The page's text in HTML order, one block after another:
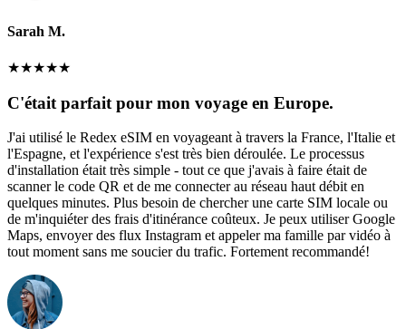
Sarah M.
★★★★★
C'était parfait pour mon voyage en Europe.
J'ai utilisé le Redex eSIM en voyageant à travers la France, l'Italie et
l'Espagne, et l'expérience s'est très bien déroulée. Le processus
d'installation était très simple - tout ce que j'avais à faire était de
scanner le code QR et de me connecter au réseau haut débit en
quelques minutes. Plus besoin de chercher une carte SIM locale ou
de m'inquiéter des frais d'itinérance coûteux. Je peux utiliser Google
Maps, envoyer des flux Instagram et appeler ma famille par vidéo à
tout moment sans me soucier du trafic. Fortement recommandé!